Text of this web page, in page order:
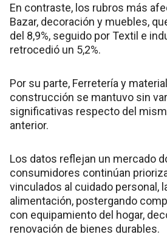
En contraste, los rubros más
Bazar, decoración y muebles,
del 8,9%, seguido por Textil e
retrocedió un 5,2%.
Por su parte, Ferretería y
construcción se mantuvo sin
significativas respecto del
anterior.
Los datos reflejan un mercado
consumidores continúan
vinculados al cuidado personal,
alimentación, postergando
con equipamiento del hogar,
renovación de bienes durables.